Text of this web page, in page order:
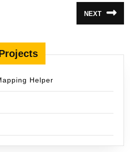
NEXT
post:
Helper